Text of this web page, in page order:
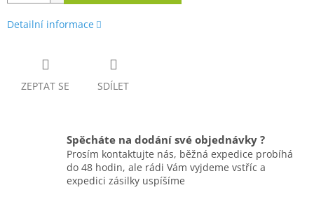
Detailní informace
ZEPTAT SE SDÍLET
Spěcháte na dodání své objednávky ?
Prosím kontaktujte nás, běžná expedice probíhá
do 48 hodin, ale rádi Vám vyjdeme vstříc a
expedici zásilky uspíšíme